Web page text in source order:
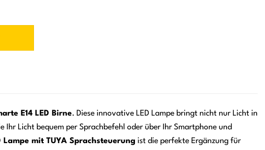
E14 LED Birne. Diese innovative LED Lampe bringt nicht nur Licht in
Licht bequem per Sprachbefehl oder über Ihr Smartphone und
Lampe mit TUYA Sprachsteuerung ist die perfekte Ergänzung für